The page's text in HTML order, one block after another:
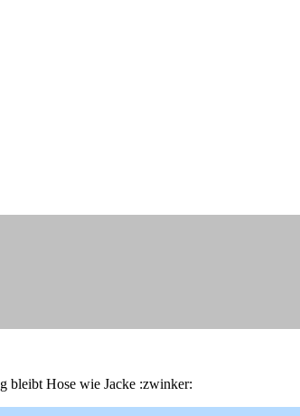
bleibt Hose wie Jacke :zwinker: